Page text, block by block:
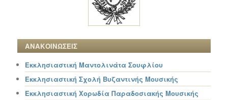
ΑΝΑΚΟΙΝΩΣΕΙΣ
Εκκλησιαστική Μαντολινάτα Σουφλίου
Εκκλησιαστική Σχολή Βυζαντινής Μουσικής
Εκκλησιαστική Χορωδία Παραδοσιακής Μουσικής